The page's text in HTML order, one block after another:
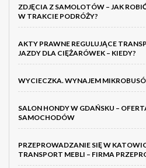
ZDJĘCIA Z SAMOLOTÓW – JAK
W TRAKCIE PODRÓŻY?
AKTY PRAWNE REGULUJĄCE
JAZDY DLA CIĘŻARÓWEK – KIEDY?
WYCIECZKA. WYNAJEM
SALON HONDY W GDAŃSKU –
SAMOCHODÓW
PRZEPROWADZANIE SIĘ W
TRANSPORT MEBLI – FIRMA